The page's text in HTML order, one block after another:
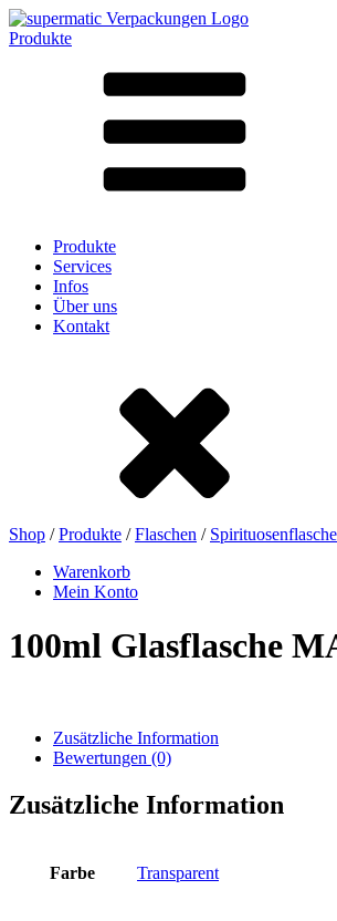
Produkte
Nach Material
LD-PE
Steinzeug
Beutel und Bag-in-Box
Bierflaschen
Dispenser und Pumpen
Produkte
Services
Infos
Über uns
Kontakt
Shop /Produkte /Flaschen /
Warenkorb
Mein Konto
100ml Glasflasche
Zusätzliche Information
Bewertungen (0)
Zusätzliche Information
Farbe Transparent